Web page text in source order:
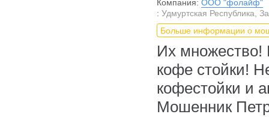
Компания: ООО "фолайф"
: Удмуртская Республика,
Больше информации о
Их множество!
кофе стойки!
кофестойки и
Мошенник